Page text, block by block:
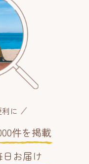
に
件を掲載
お届け